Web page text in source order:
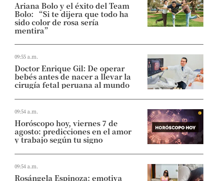
Ariana Bolo y el éxito del Team
Bolo: “Si te dijera que todo ha
sido color de rosa sería
mentira”
09:55 a.m.
Doctor Enrique Gil: De operar
bebés antes de nacer a llevar la
cirugía fetal peruana al mundo
09:54 a.m.
Horóscopo hoy, viernes 7 de
agosto: predicciones en el amor
y trabajo según tu signo
09:54 a.m.
Rosángela Espinoza: emotiva